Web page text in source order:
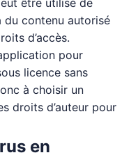
être utilisé de
du contenu autorisé
d’accès.
pour
licence sans
à choisir un
droits d’auteur pour
en